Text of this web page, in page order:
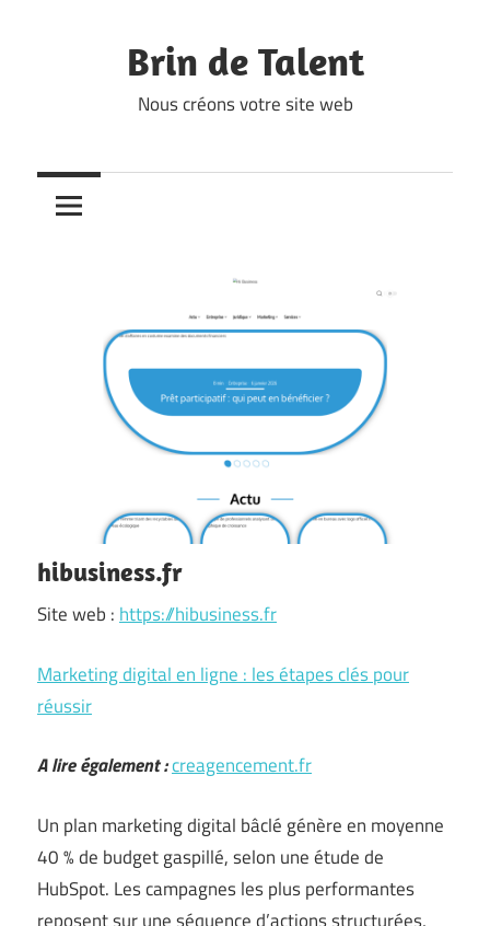
Brin de Talent
Nous créons votre site web
hibusiness.fr
Site web : https://hibusiness.fr
Marketing digital en ligne : les étapes clés pour
réussir
A lire également :creagencement.fr
Un plan marketing digital bâclé génère en moyenne
40 % de budget gaspillé, selon une étude de
HubSpot. Les campagnes les plus performantes
reposent sur une séquence d’actions structurées,